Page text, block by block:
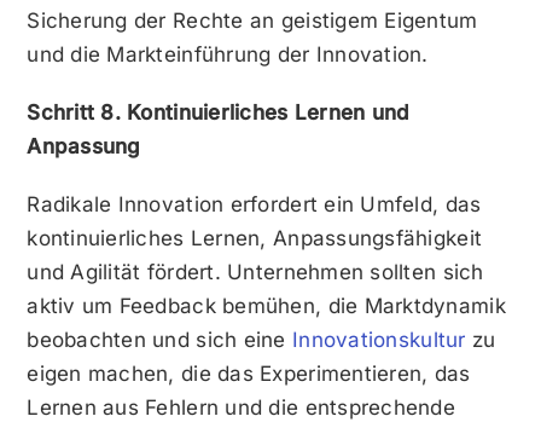
Sicherung der Rechte an geistigem Eigentum
und die Markteinführung der Innovation.
Schritt 8. Kontinuierliches Lernen und
Anpassung
Radikale Innovation erfordert ein Umfeld, das
kontinuierliches Lernen, Anpassungsfähigkeit
und Agilität fördert. Unternehmen sollten sich
aktiv um Feedback bemühen, die Marktdynamik
beobachten und sich eine Innovationskultur zu
eigen machen, die das Experimentieren, das
Lernen aus Fehlern und die entsprechende